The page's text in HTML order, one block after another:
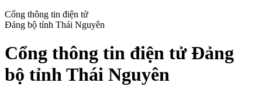
Cổng thông tin điện tử
Đảng bộ tỉnh Thái Nguyên
Cổng thông tin điện tử Đảng
bộ tỉnh Thái Nguyên